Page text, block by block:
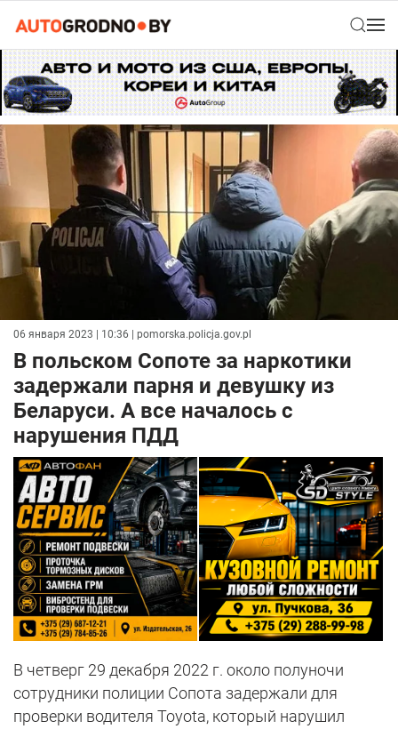
06 января 2023 | 10:36 | pomorska.policja.gov.pl
В польском Сопоте за наркотики
задержали парня и девушку из
Беларуси. А все началось с
нарушения ПДД
В четверг 29 декабря 2022 г. около полуночи
сотрудники полиции Сопота задержали для
проверки водителя Toyota, который нарушил